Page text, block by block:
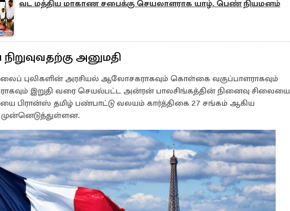
வட மத்திய மாகாண சபைக்கு செயலாளராக யாழ். பெண் நியமனம்
அனுமதி
புலிகளின் அரசியல் ஆலோசகராகவும் கொள்கை வகுப்பாளராகவும்
இறுதி வரை செயல்பட்ட அன்ரன் பாலசிங்கத்தின் நினைவு சிலையை
பிரான்ஸ் தமிழ் பண்பாட்டு வலயம் கார்த்திகை 27 சங்கம் ஆகிய